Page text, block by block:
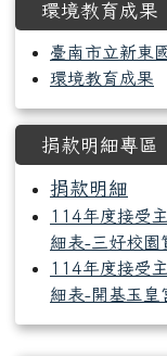
環境教育成果
臺南市立新東
環境教育成果
捐款明細專區
捐款明細
114年度接受
細表-三好校園
114年度接受
細表-開基玉皇